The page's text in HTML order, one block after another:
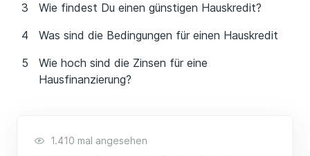
Wie findest Du einen günstigen Hauskredit?
Was sind die Bedingungen für einen Hauskredit
Wie hoch sind die Zinsen für eine
Hausfinanzierung?
1.410 mal angesehen